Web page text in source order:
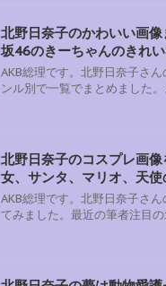
北野日奈子のかわいい画
坂46のきーちゃんのきれい
AKB総理です。北野日奈子さ
ンル別で一覧でまとめました。
北野日奈子のコスプレ画
女、サンタ、マリオ、天使
AKB総理です。北野日奈子さ
てみました。最近の筆者注目の